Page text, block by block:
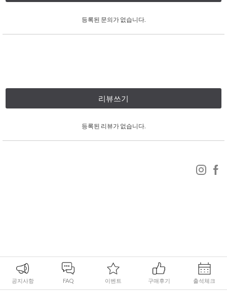
등록된 문의가 없습니다.
리뷰쓰기
등록된 리뷰가 없습니다.
공지사항 FAQ 이벤트 구매후기 출석체크